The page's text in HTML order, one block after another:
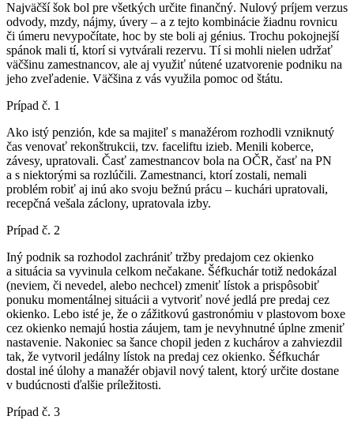
Najväčší šok bol pre všetkých určite finančný. Nulový príjem verzus
odvody, mzdy, nájmy, úvery – a z tejto kombinácie žiadnu rovnicu
či úmeru nevypočítate, hoc by ste boli aj génius. Trochu pokojnejší
spánok mali tí, ktorí si vytvárali rezervu. Tí si mohli nielen udržať
väčšinu zamestnancov, ale aj využiť nútené uzatvorenie podniku na
jeho zveľadenie. Väčšina z vás využila pomoc od štátu.
Prípad č. 1
Ako istý penzión, kde sa majiteľ s manažérom rozhodli vzniknutý
čas venovať rekonštrukcii, tzv. faceliftu izieb. Menili koberce,
závesy, upratovali. Časť zamestnancov bola na OČR, časť na PN
a s niektorými sa rozlúčili. Zamestnanci, ktorí zostali, nemali
problém robiť aj inú ako svoju bežnú prácu – kuchári upratovali,
recepčná vešala záclony, upratovala izby.
Prípad č. 2
Iný podnik sa rozhodol zachrániť tržby predajom cez okienko
a situácia sa vyvinula celkom nečakane. Šéfkuchár totiž nedokázal
(neviem, či nevedel, alebo nechcel) zmeniť lístok a prispôsobiť
ponuku momentálnej situácii a vytvoriť nové jedlá pre predaj cez
okienko. Lebo isté je, že o zážitkovú gastronómiu v plastovom boxe
cez okienko nemajú hostia záujem, tam je nevyhnutné úplne zmeniť
nastavenie. Nakoniec sa šance chopil jeden z kuchárov a zahviezdil
tak, že vytvoril jedálny lístok na predaj cez okienko. Šéfkuchár
dostal iné úlohy a manažér objavil nový talent, ktorý určite dostane
v budúcnosti ďalšie príležitosti.
Prípad č. 3